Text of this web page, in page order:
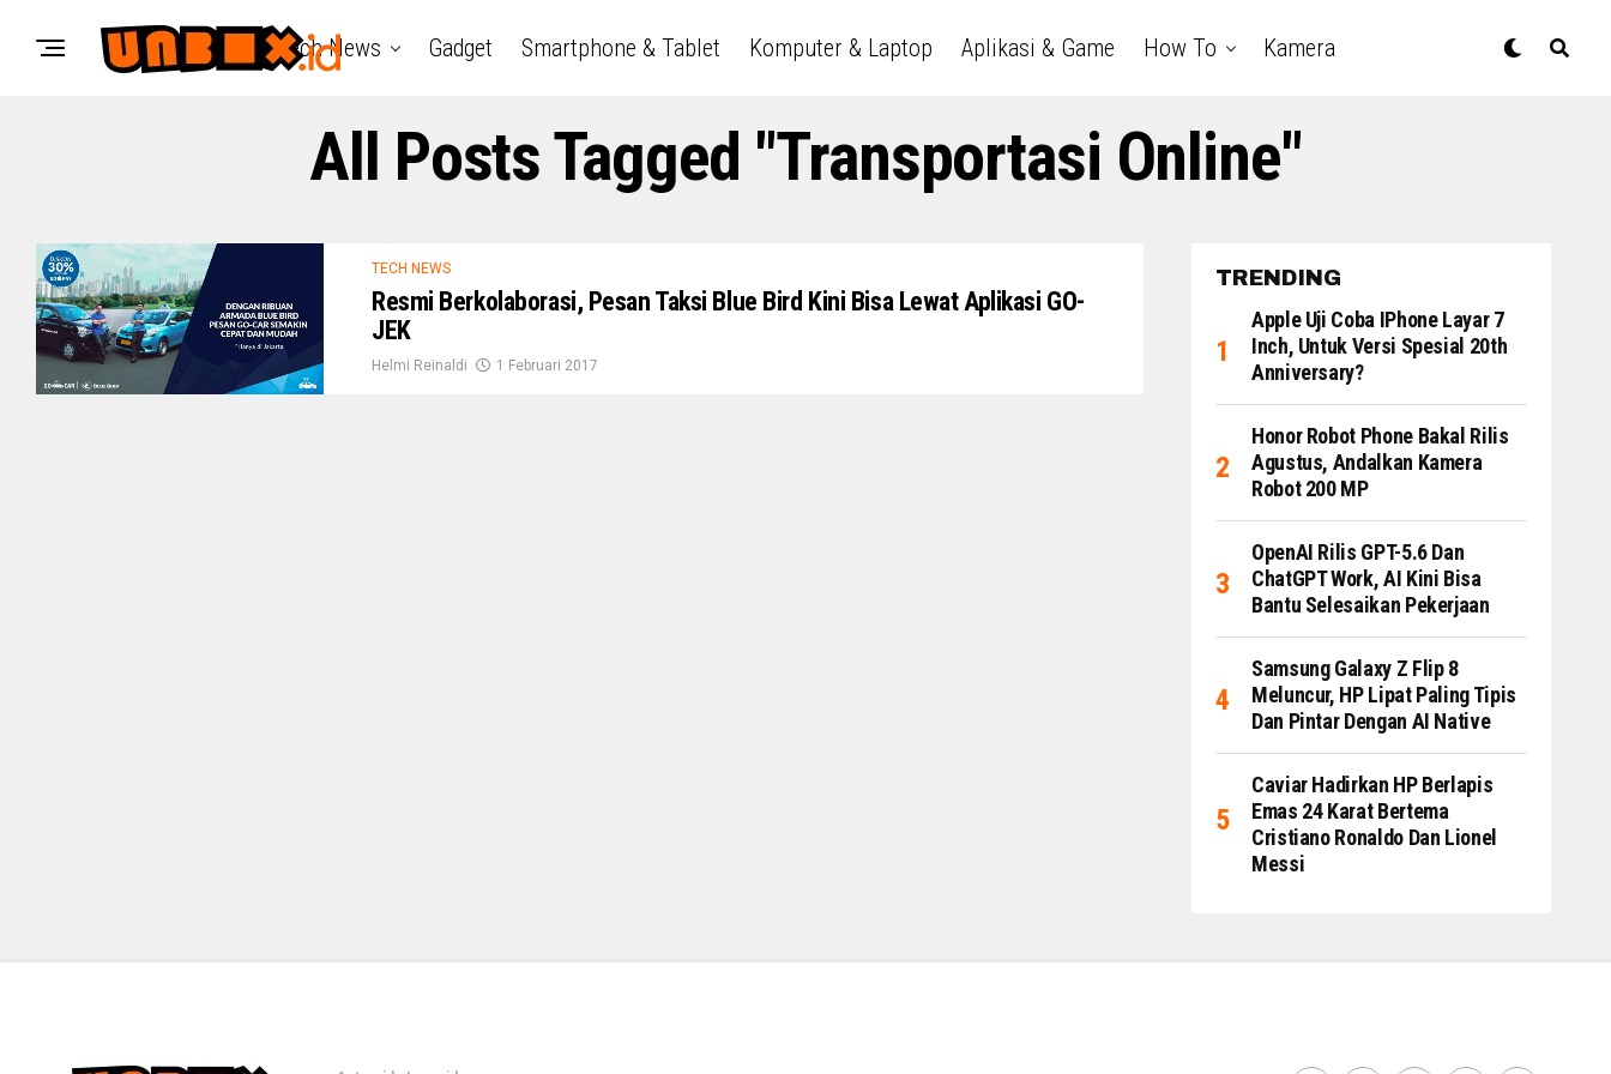
Tech News Gadget Smartphone & Tablet Komputer & Laptop Aplikasi & Game How To Kamera
All Posts Tagged "Transportasi Online"
TECH NEWS
Resmi Berkolaborasi, Pesan Taksi Blue Bird Kini Bisa Lewat Aplikasi GO-
JEK
Helmi Reinaldi 1 Februari 2017
TRENDING
Apple Uji Coba IPhone Layar 7
Inch, Untuk Versi Spesial 20th
Anniversary?
Honor Robot Phone Bakal Rilis
Agustus, Andalkan Kamera
Robot 200 MP
OpenAI Rilis GPT-5.6 Dan
ChatGPT Work, AI Kini Bisa
Bantu Selesaikan Pekerjaan
Samsung Galaxy Z Flip 8
Meluncur, HP Lipat Paling Tipis
Dan Pintar Dengan AI Native
Caviar Hadirkan HP Berlapis
Emas 24 Karat Bertema
Cristiano Ronaldo Dan Lionel
Messi